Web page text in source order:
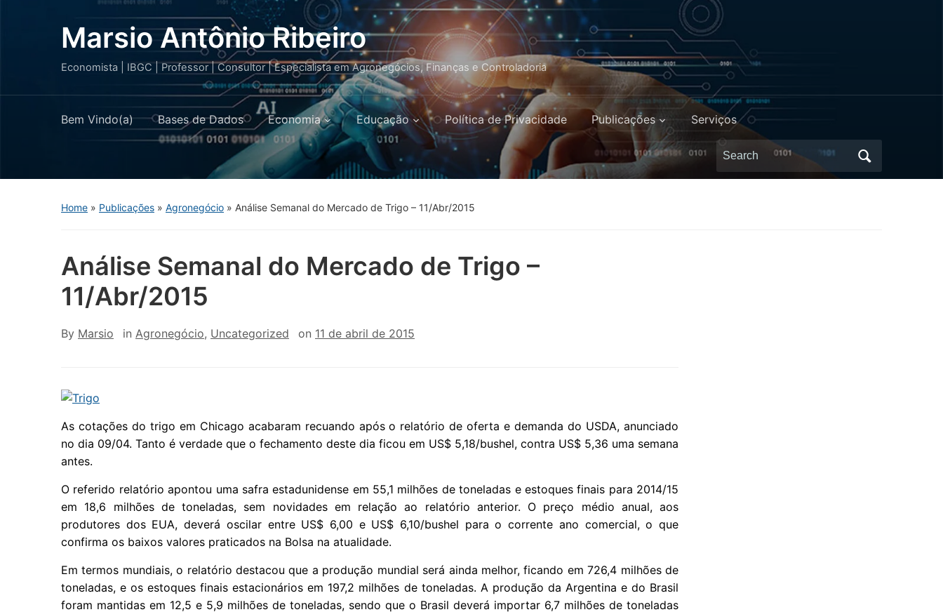
Marsio Antônio Ribeiro
Economista | IBGC | Professor | Consultor | Especialista em Agronegócios, Finanças e Controladoria
Bem Vindo(a) Bases de Dados Economia Educação Política de Privacidade Publicações Serviços
Search
for:
Home » Publicações » Agronegócio » Análise Semanal do Mercado de Trigo – 11/Abr/2015
Análise Semanal do Mercado de Trigo –
11/Abr/2015
By Marsio in Agronegócio, Uncategorized on 11 de abril de 2015
As cotações do trigo em Chicago acabaram recuando após o relatório de oferta e demanda do USDA, anunciado
no dia 09/04. Tanto é verdade que o fechamento deste dia ficou em US$ 5,18/bushel, contra US$ 5,36 uma semana
antes.
O referido relatório apontou uma safra estadunidense em 55,1 milhões de toneladas e estoques finais para 2014/15
em 18,6 milhões de toneladas, sem novidades em relação ao relatório anterior. O preço médio anual, aos
produtores dos EUA, deverá oscilar entre US$ 6,00 e US$ 6,10/bushel para o corrente ano comercial, o que
confirma os baixos valores praticados na Bolsa na atualidade.
Em termos mundiais, o relatório destacou que a produção mundial será ainda melhor, ficando em 726,4 milhões de
toneladas, e os estoques finais estacionários em 197,2 milhões de toneladas. A produção da Argentina e do Brasil
foram mantidas em 12,5 e 5,9 milhões de toneladas, sendo que o Brasil deverá importar 6,7 milhões de toneladas